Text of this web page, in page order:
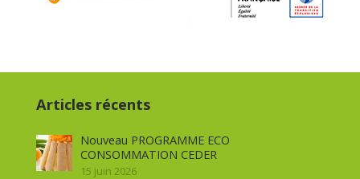
Articles récents
Nouveau PROGRAMME ECO
CONSOMMATION CEDER
15 juin 2026